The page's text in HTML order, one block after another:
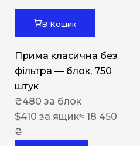
В Кошик
Прима класична без
фільтра — блок, 750
штук
₴480 за блок
$410 за ящик≈ 18 450
₴